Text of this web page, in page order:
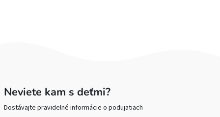
Neviete kam s deťmi?
Dostávajte pravidelné informácie o podujatiach